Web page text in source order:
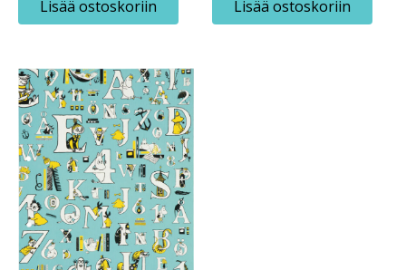
Lisää ostoskoriin Lisää ostoskoriin